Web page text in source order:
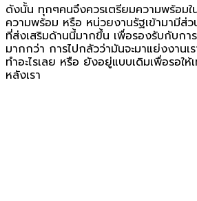
ดังนั้น ทุกๆคนจึงควรเตรียมความพร้อม
ความพร้อม หรือ หน่วยงานรัฐเข้ามามีส่
ที่ส่งเสริมด้านนี้มากขึ้น เพื่อรองรับกับกา
มากกว่า การไปกลัวว่ามันจะมาแย่งงาน
ทำอะไรเลย หรือ ยังอยู่แบบเดิมเพื่อรอใ
หลังเรา